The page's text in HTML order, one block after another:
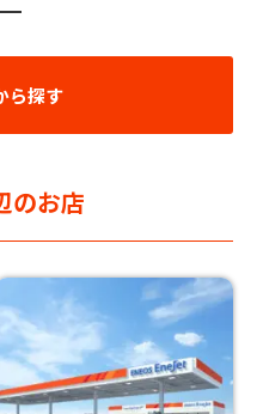
ら探す
のお店